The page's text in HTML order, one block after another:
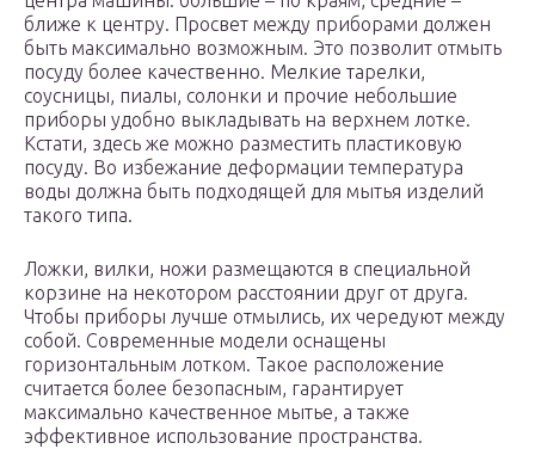
ближе к центру. Просвет между приборами должен
быть максимально возможным. Это позволит отмыть
посуду более качественно. Мелкие тарелки,
соусницы, пиалы, солонки и прочие небольшие
приборы удобно выкладывать на верхнем лотке.
Кстати, здесь же можно разместить пластиковую
посуду. Во избежание деформации температура
воды должна быть подходящей для мытья изделий
такого типа.
Ложки, вилки, ножи размещаются в специальной
корзине на некотором расстоянии друг от друга.
Чтобы приборы лучше отмылись, их чередуют между
собой. Современные модели оснащены
горизонтальным лотком. Такое расположение
считается более безопасным, гарантирует
максимально качественное мытье, а также
эффективное использование пространства.